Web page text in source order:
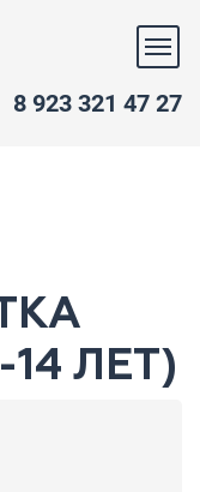
8 923 321 47 27
ЛЕТ)